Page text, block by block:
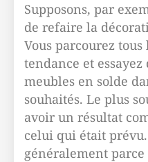
Supposons, par
de refaire la
Vous parcourez tous
tendance et
meubles en solde
souhaités. Le plus
avoir un résultat
celui qui était
généralement